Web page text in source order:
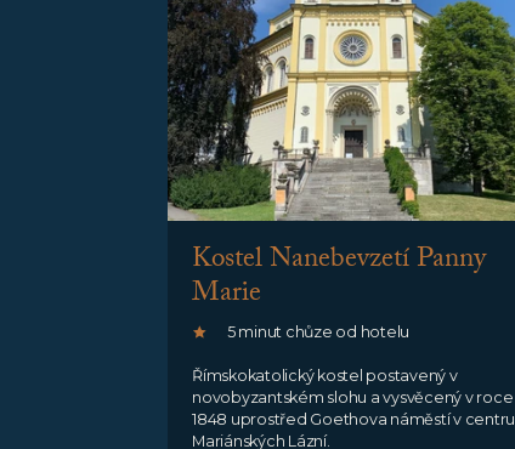
Kostel Nanebevzetí Panny
Marie
5 minut chůze od hotelu
Římskokatolický kostel postavený v
novobyzantském slohu a vysvěcený v roce
1848 uprostřed Goethova náměstí v centru
Mariánských Lázní.